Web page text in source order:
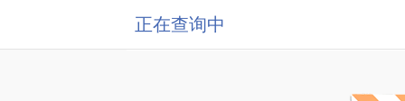
正在查询中